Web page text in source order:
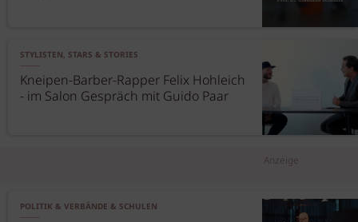
STYLISTEN, STARS & STORIES
Kneipen-Barber-Rapper Felix Hohleich
- im Salon Gespräch mit Guido Paar
Anzeige
POLITIK & VERBÄNDE & SCHULEN